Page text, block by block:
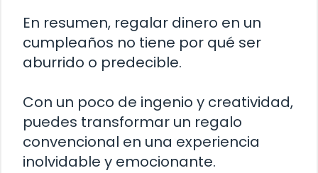
En resumen, regalar dinero en un
cumpleaños no tiene por qué ser
aburrido o predecible.
Con un poco de ingenio y creatividad,
puedes transformar un regalo
convencional en una experiencia
inolvidable y emocionante.